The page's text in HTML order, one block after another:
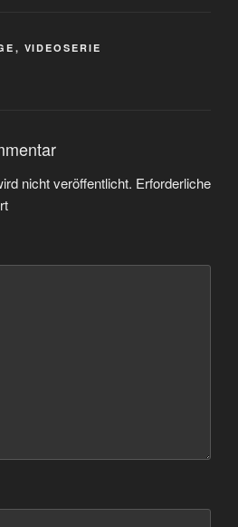
, VIDEOSERIE
nicht veröffentlicht. Erforderliche